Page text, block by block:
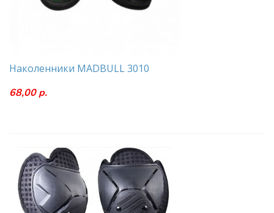
Наколенники MADBULL 3010
68,00 р.